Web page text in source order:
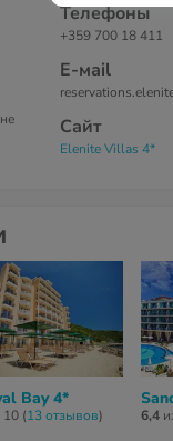
Телефоны
+359 700 18 411
Е-маil
Сайт
Elenite Villas 4*
Bay 4*
10 (13 отзывов) 6,4